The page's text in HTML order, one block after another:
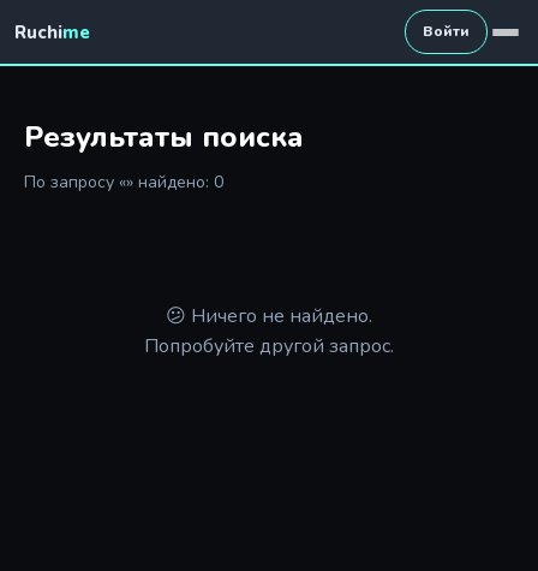
Ruchime Войти
Результаты поиска
По запросу «» найдено: 0
😕 Ничего не найдено.
Попробуйте другой запрос.